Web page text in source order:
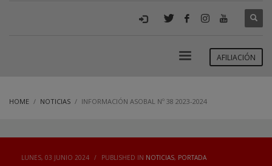
AFILIACIÓN
HOME NOTICIAS INFORMACIÓN ASOBAL Nº 38 2023-2024
LUNES, 03 JUNIO 2024 / PUBLISHED IN NOTICIAS, PORTADA